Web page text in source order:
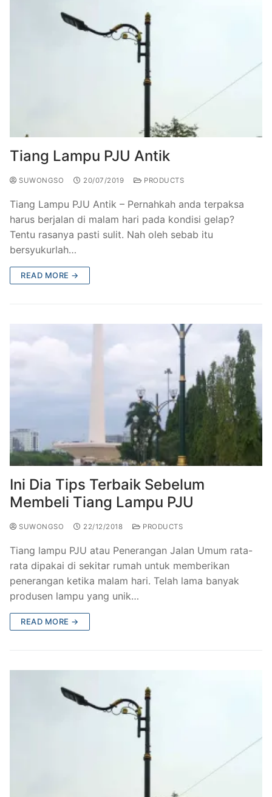
Tiang Lampu PJU Antik
SUWONGSO 20/07/2019 PRODUCTS
Tiang Lampu PJU Antik – Pernahkah anda terpaksa
harus berjalan di malam hari pada kondisi gelap?
Tentu rasanya pasti sulit. Nah oleh sebab itu
bersyukurlah…
READ MORE →
Ini Dia Tips Terbaik Sebelum
Membeli Tiang Lampu PJU
SUWONGSO 22/12/2018 PRODUCTS
Tiang lampu PJU atau Penerangan Jalan Umum rata-
rata dipakai di sekitar rumah untuk memberikan
penerangan ketika malam hari. Telah lama banyak
produsen lampu yang unik…
READ MORE →